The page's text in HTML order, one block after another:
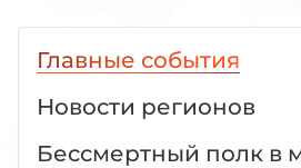
Главные события
Новости регионов
Бессмертный полк в